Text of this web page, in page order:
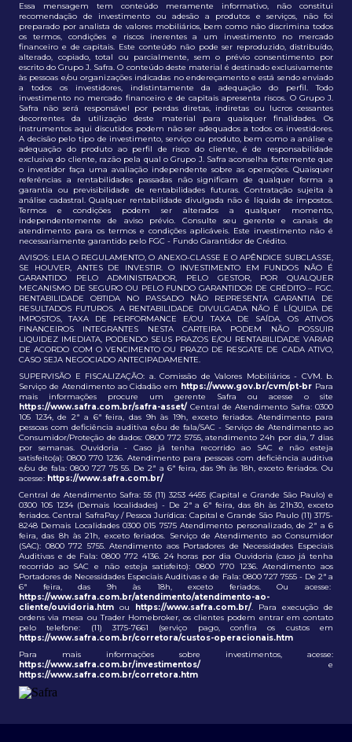
Essa mensagem tem conteúdo meramente informativo, não constitui
recomendação de investimento ou adesão a produtos e serviços, não foi
preparado por analista de valores mobiliários, bem como não discrimina todos
os termos, condições e riscos inerentes a um investimento no mercado
financeiro e de capitais. Este conteúdo não pode ser reproduzido, distribuído,
alterado, copiado, total ou parcialmente, sem o prévio consentimento por
escrito do Grupo J. Safra. O conteúdo deste material é destinado exclusivamente
às pessoas e/ou organizações indicadas no endereçamento e está sendo enviado
a todos os investidores, indistintamente da adequação do perfil. Todo
investimento no mercado financeiro e de capitais apresenta riscos. O Grupo J.
Safra não será responsável por perdas diretas, indiretas ou lucros cessantes
decorrentes da utilização deste material para quaisquer finalidades. Os
instrumentos aqui discutidos podem não ser adequados a todos os investidores.
A decisão pelo tipo de investimento, serviço ou produto, bem como a análise e
adequação do produto ao perfil de risco do cliente, é de responsabilidade
exclusiva do cliente, razão pela qual o Grupo J. Safra aconselha fortemente que
o investidor faça uma avaliação independente sobre as operações. Quaisquer
referências a rentabilidades passadas não significam de qualquer forma a
garantia ou previsibilidade de rentabilidades futuras. Contratação sujeita à
análise cadastral. Qualquer rentabilidade divulgada não é líquida de impostos.
Termos e condições podem ser alterados a qualquer momento,
independentemente de aviso prévio. Consulte seu gerente e canais de
atendimento para os termos e condições aplicáveis. Este investimento não é
necessariamente garantido pelo FGC - Fundo Garantidor de Crédito.
AVISOS: LEIA O REGULAMENTO, O ANEXO-CLASSE E O APÊNDICE SUBCLASSE,
SE HOUVER, ANTES DE INVESTIR. O INVESTIMENTO EM FUNDOS NÃO É
GARANTIDO PELO ADMINISTRADOR, PELO GESTOR, POR QUALQUER
MECANISMO DE SEGURO OU PELO FUNDO GARANTIDOR DE CRÉDITO – FGC.
RENTABILIDADE OBTIDA NO PASSADO NÃO REPRESENTA GARANTIA DE
RESULTADOS FUTUROS. A RENTABILIDADE DIVULGADA NÃO É LÍQUIDA DE
IMPOSTOS, TAXA DE PERFORMANCE E/OU TAXA DE SAÍDA. OS ATIVOS
FINANCEIROS INTEGRANTES NESTA CARTEIRA PODEM NÃO POSSUIR
LIQUIDEZ IMEDIATA, PODENDO SEUS PRAZOS E/OU RENTABILIDADE VARIAR
DE ACORDO COM O VENCIMENTO OU PRAZO DE RESGATE DE CADA ATIVO,
CASO SEJA NEGOCIADO ANTECIPADAMENTE.
SUPERVISÃO E FISCALIZAÇÃO: a. Comissão de Valores Mobiliários - CVM. b.
Serviço de Atendimento ao Cidadão em https://www.gov.br/cvm/pt-br Para
mais informações procure um gerente Safra ou acesse o site
https://www.safra.com.br/safra-asset/ Central de Atendimento Safra: 0300
105 1234, de 2ª a 6ª feira, das 9h às 19h, exceto feriados. Atendimento para
pessoas com deficiência auditiva e/ou de fala/SAC - Serviço de Atendimento ao
Consumidor/Proteção de dados: 0800 772 5755, atendimento 24h por dia, 7 dias
por semanas. Ouvidoria - Caso já tenha recorrido ao SAC e não esteja
satisfeito(a): 0800 770 1236. Atendimento para pessoas com deficiência auditiva
e/ou de fala: 0800 727 75 55. De 2ª a 6ª feira, das 9h às 18h, exceto feriados. Ou
acesse: https://www.safra.com.br/
Central de Atendimento Safra: 55 (11) 3253 4455 (Capital e Grande São Paulo) e
0300 105 1234 (Demais localidades) - De 2ª a 6ª feira, das 8h às 21h30, exceto
feriados. Central SafraPay / Pessoa Jurídica: Capital e Grande São Paulo (11) 3175-
8248 Demais Localidades 0300 015 7575 Atendimento personalizado, de 2ª a 6
feira, das 8h às 21h, exceto feriados. Serviço de Atendimento ao Consumidor
(SAC): 0800 772 5755. Atendimento aos Portadores de Necessidades Especiais
Auditivas e de Fala: 0800 772 4136. 24 horas por dia Ouvidoria (caso já tenha
recorrido ao SAC e não esteja satisfeito): 0800 770 1236. Atendimento aos
Portadores de Necessidades Especiais Auditivas e de Fala: 0800 727 7555 - De 2ª a
6ª feira, das 9h às 18h, exceto feriados. Ou acesse:
https://www.safra.com.br/atendimento/atendimento-ao-
cliente/ouvidoria.htm ou https://www.safra.com.br/. Para execução de
ordens via mesa ou Trader Homebroker, os clientes podem entrar em contato
pelo telefone: (11) 3175-7661 (serviço pago, confira os custos em
https://www.safra.com.br/corretora/custos-operacionais.htm
Para mais informações sobre investimentos, acesse:
https://www.safra.com.br/investimentos/ e
https://www.safra.com.br/corretora.htm